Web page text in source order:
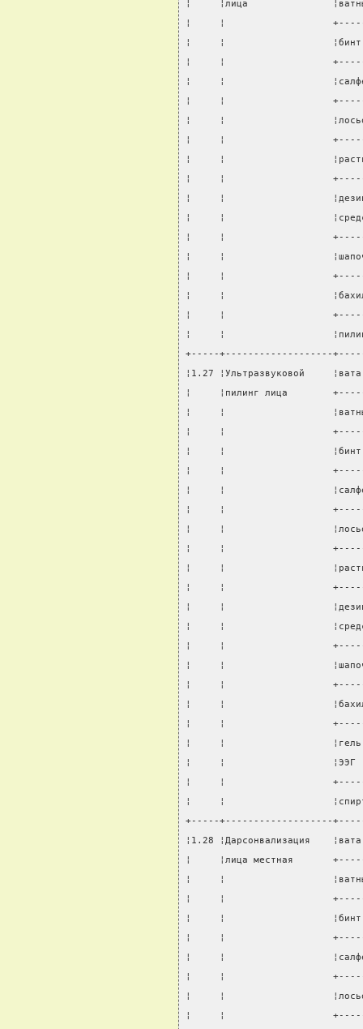
¦     ¦лица
¦     ¦
¦     ¦
¦     ¦
¦     ¦
¦     ¦
¦     ¦
¦     ¦
¦     ¦
¦     ¦
¦     ¦
¦     ¦
¦     ¦
¦     ¦
¦     ¦
¦     ¦                   ¦бахилы
¦     ¦
¦     ¦
+-----+-------------------
¦1.27 ¦Ультразвуковой
¦     ¦пилинг лица
¦     ¦
¦     ¦
¦     ¦
¦     ¦
¦     ¦
¦     ¦
¦     ¦
¦     ¦
¦     ¦
¦     ¦
¦     ¦
¦     ¦
¦     ¦
¦     ¦
¦     ¦
¦     ¦                   ¦бахилы
¦     ¦
¦     ¦                   ¦гель
¦     ¦
¦     ¦
¦     ¦                   ¦спирт
+-----+-------------------
¦1.28 ¦Дарсонвализация
¦     ¦лица местная
¦     ¦
¦     ¦
¦     ¦
¦     ¦
¦     ¦
¦     ¦
¦     ¦
¦     ¦